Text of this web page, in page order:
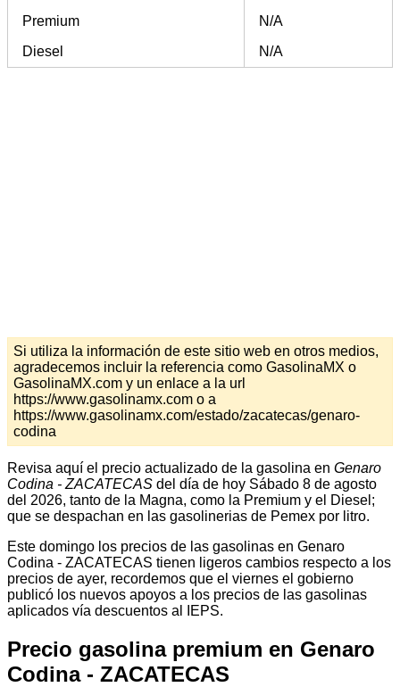
Premium
N/A
Diesel
N/A
Si utiliza la información de este sitio web en otros medios,
agradecemos incluir la referencia como GasolinaMX o
GasolinaMX.com y un enlace a la url
https://www.gasolinamx.com o a
https://www.gasolinamx.com/estado/zacatecas/genaro-
codina
Revisa aquí el precio actualizado de la gasolina en Genaro
Codina - ZACATECAS del día de hoy Sábado 8 de agosto
del 2026, tanto de la Magna, como la Premium y el Diesel;
que se despachan en las gasolinerias de Pemex por litro.
Este domingo los precios de las gasolinas en Genaro
Codina - ZACATECAS tienen ligeros cambios respecto a los
precios de ayer, recordemos que el viernes el gobierno
publicó los nuevos apoyos a los precios de las gasolinas
aplicados vía descuentos al IEPS.
Precio gasolina premium en Genaro
Codina - ZACATECAS